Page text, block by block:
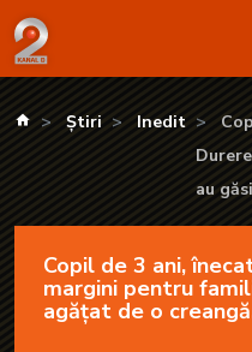
Copil de 3 ani, înecat în
kanald.ro
Știri Inedit
au
Copil de 3 ani,
margini pentru
agățat de o